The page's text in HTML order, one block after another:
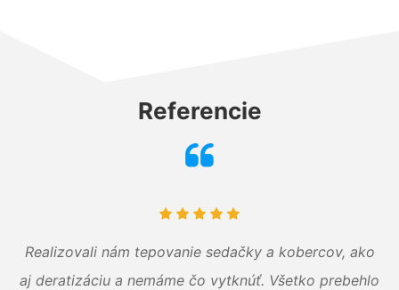
Referencie
Realizovali nám tepovanie sedačky a kobercov, ako
aj deratizáciu a nemáme čo vytknúť. Všetko prebehlo